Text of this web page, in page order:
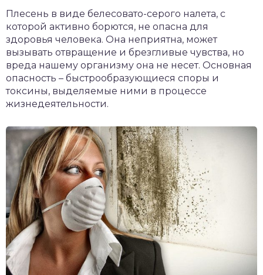
Плесень в виде белесовато-серого налета, с
которой активно борются, не опасна для
здоровья человека. Она неприятна, может
вызывать отвращение и брезгливые чувства, но
вреда нашему организму она не несет. Основная
опасность – быстрообразующиеся споры и
токсины, выделяемые ними в процессе
жизнедеятельности.